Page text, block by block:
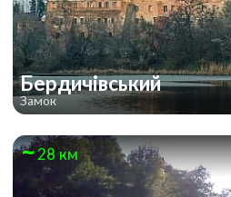
Бердичівський
Замок
28 км